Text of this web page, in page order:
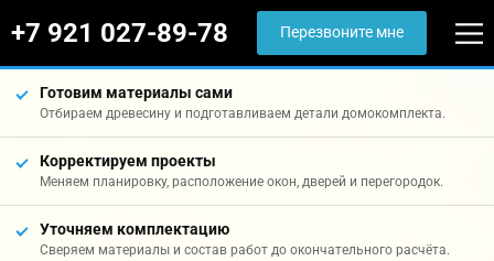
+7 921 027-89-78 Перезвоните мне
Готовим материалы сами
Отбираем древесину и подготавливаем детали домокомплекта.
Корректируем проекты
Меняем планировку, расположение окон, дверей и перегородок.
Уточняем комплектацию
Сверяем материалы и состав работ до окончательного расчёта.